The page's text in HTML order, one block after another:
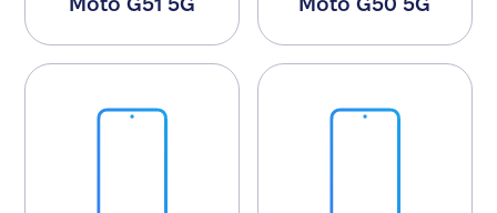
Moto G51 5G Moto G50 5G